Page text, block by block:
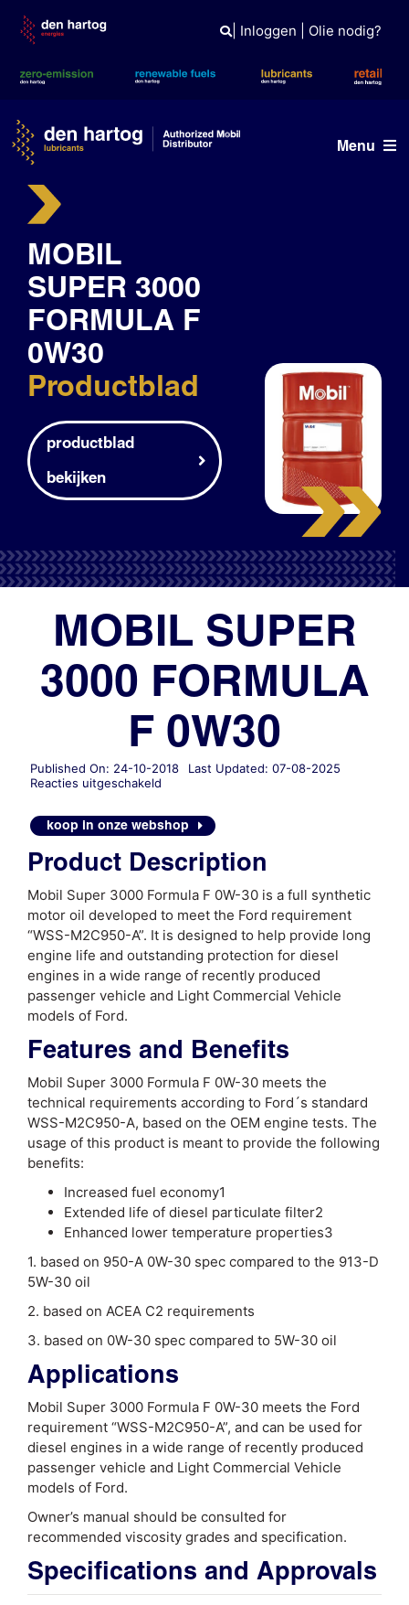
content
| Inloggen Olie nodig?
Menu
Referenties
Branches
Kennisbank
MOBIL
SUPER 3000
FORMULA F
0W30
Productblad
productblad
bekijken
MOBIL SUPER
3000 FORMULA
F 0W30
Published On: 24-10-2018
Last Updated: 07-08-2025
Reacties uitgeschakeldvoor
3000
FORMULA
F
0W30
koop in onze webshop
Product Description
Mobil Super 3000 Formula F 0W-30 is a full synthetic
motor oil developed to meet the Ford requirement
“WSS-M2C950-A”. It is designed to help provide long
engine life and outstanding protection for diesel
engines in a wide range of recently produced
passenger vehicle and Light Commercial Vehicle
models of Ford.
Features and Benefits
Mobil Super 3000 Formula F 0W-30 meets the
technical requirements according to Ford´s standard
WSS-M2C950-A, based on the OEM engine tests. The
usage of this product is meant to provide the following
benefits:
Increased fuel economy1
Extended life of diesel particulate filter2
Enhanced lower temperature properties3
1. based on 950-A 0W-30 spec compared to the 913-D
5W-30 oil
2. based on ACEA C2 requirements
3. based on 0W-30 spec compared to 5W-30 oil
Applications
Mobil Super 3000 Formula F 0W-30 meets the Ford
requirement “WSS-M2C950-A”, and can be used for
diesel engines in a wide range of recently produced
passenger vehicle and Light Commercial Vehicle
models of Ford.
Owner’s manual should be consulted for
recommended viscosity grades and specification.
Specifications and Approvals